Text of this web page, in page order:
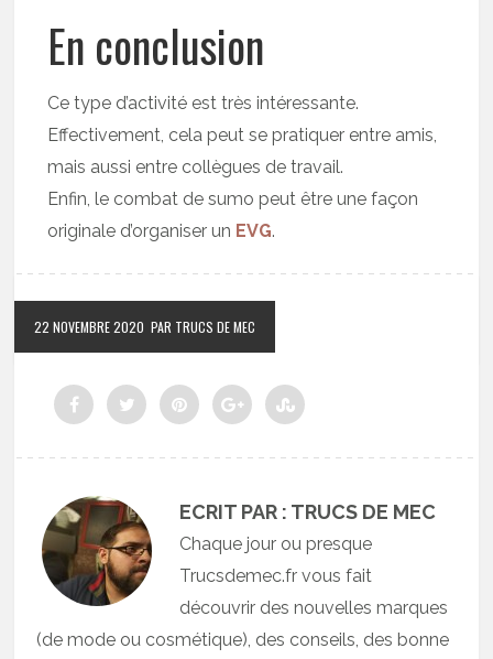
En conclusion
Ce type d’activité est très intéressante.
Effectivement, cela peut se pratiquer entre amis,
mais aussi entre collègues de travail.
Enfin, le combat de sumo peut être une façon
originale d’organiser un EVG.
22 NOVEMBRE 2020 PAR TRUCS DE MEC
ECRIT PAR : TRUCS DE MEC
Chaque jour ou presque
Trucsdemec.fr vous fait
découvrir des nouvelles marques
(de mode ou cosmétique), des conseils, des bonne